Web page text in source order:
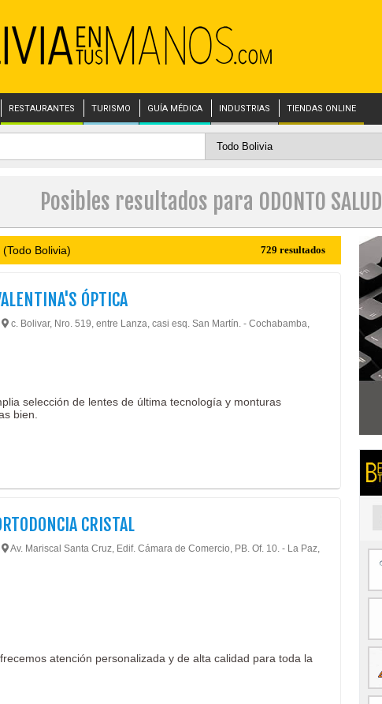
RESTAURANTES TURISMO GUÍA MÉDICA INDUSTRIAS TIENDAS ONLINE
Posibles resultados para ODONTO SALUD
(Todo Bolivia) 729 resultados
ÓPTICA
c. Bolivar, Nro. 519, entre Lanza, casi esq. San Martín. - Cochabamba,
selección de lentes de última tecnología y monturas
bien.
CRISTAL
Av. Mariscal Santa Cruz, Edif. Cámara de Comercio, PB. Of. 10. - La Paz,
atención personalizada y de alta calidad para toda la